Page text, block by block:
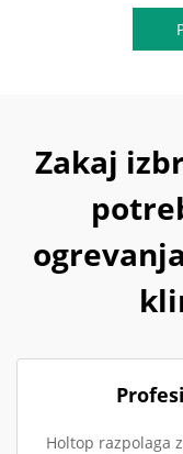
Zakaj
Holtop razpolaga